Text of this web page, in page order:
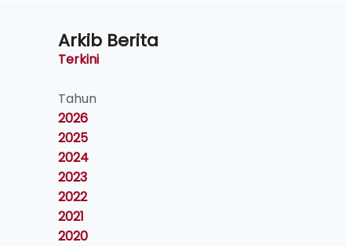
Arkib Berita
Terkini
Tahun
2026
2025
2024
2023
2022
2021
2020